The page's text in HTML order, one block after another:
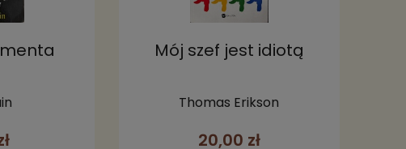
Mój szef jest idiotą
Thomas Erikson
20,00 zł